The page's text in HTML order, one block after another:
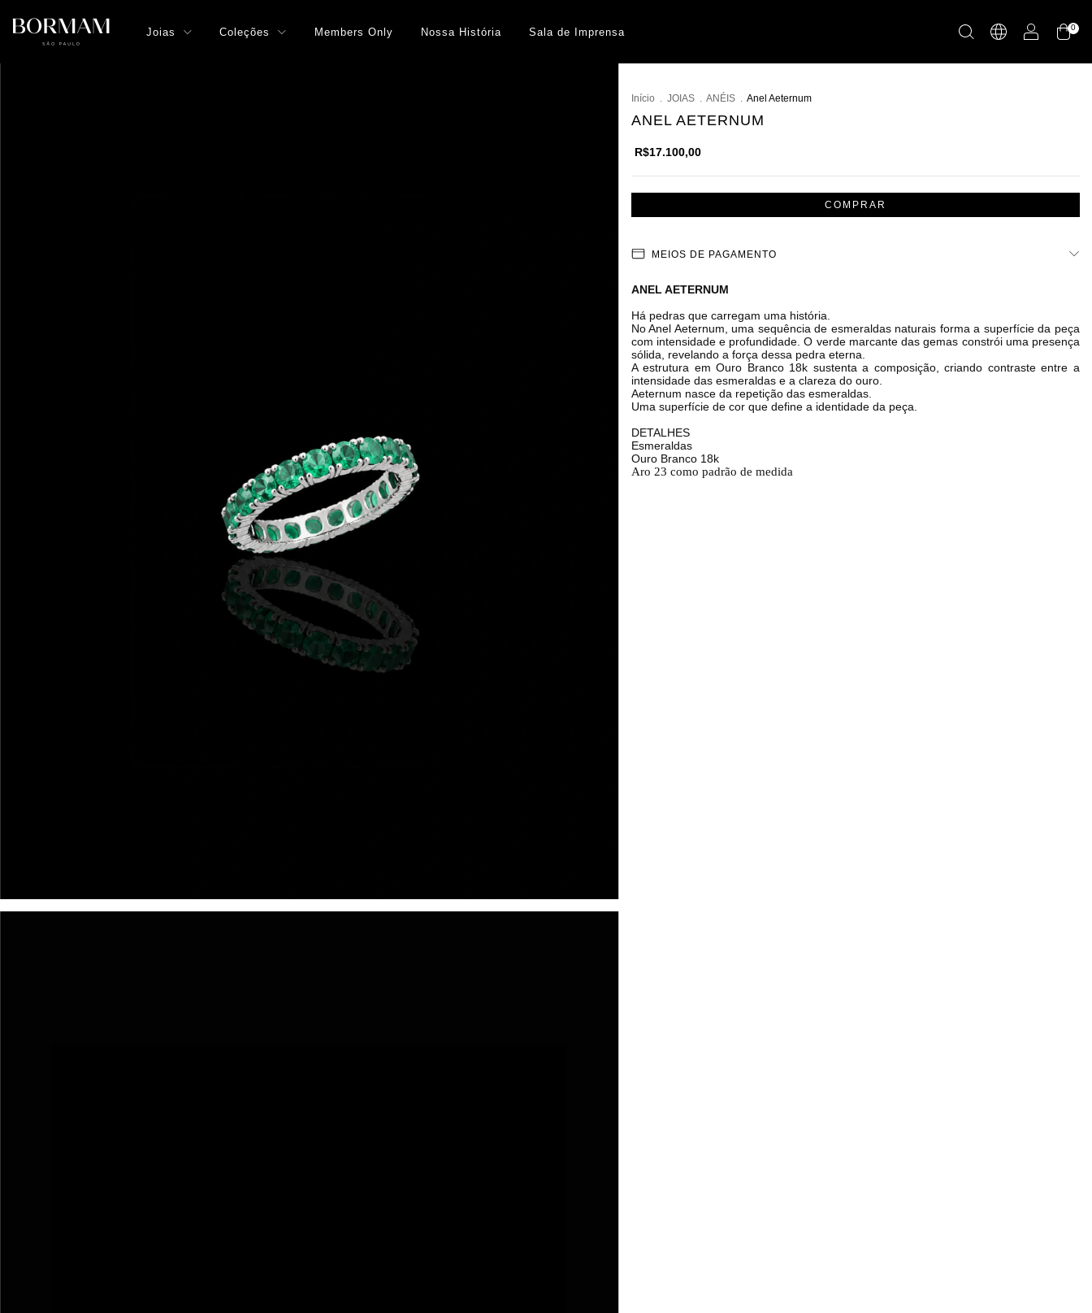
Joias Coleções Members Only Nossa História Sala de Imprensa 0
Início . JOIAS . ANÉIS . Anel Aeternum
ANEL AETERNUM
R$17.100,00
MEIOS DE PAGAMENTO
ANEL AETERNUM
Há pedras que carregam uma história.
No Anel Aeternum, uma sequência de esmeraldas naturais forma a superfície da peça
com intensidade e profundidade. O verde marcante das gemas constrói uma presença
sólida, revelando a força dessa pedra eterna.
A estrutura em Ouro Branco 18k sustenta a composição, criando contraste entre a
intensidade das esmeraldas e a clareza do ouro.
Aeternum nasce da repetição das esmeraldas.
Uma superfície de cor que define a identidade da peça.
DETALHES
Esmeraldas
Ouro Branco 18k
Aro 23 como padrão de medida